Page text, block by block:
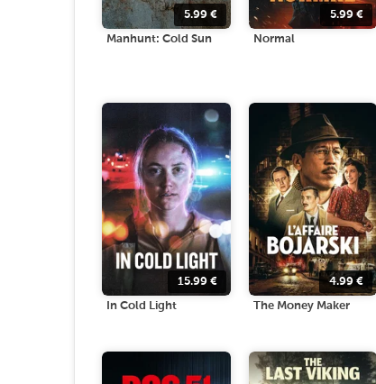
5.99€
Manhunt: Cold Sun
5.99 €
Normal
15.99€
In Cold Light
4.99 €
The Money Maker